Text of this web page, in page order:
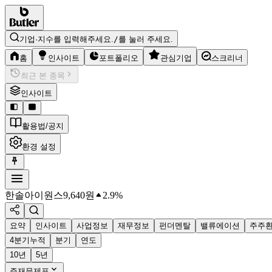
기업·지수를 입력해주세요./를 눌러 주세요.
홈 인사이트 포트폴리오 관심기업
스크리너
최근 본 종목
인사이트
활용법/공지
환경 설정
한솔아이원스9,640원 2.9%
요약 인사이트 사업정보 재무정보 펀더멘탈 밸류에이션 주주
4분기누적
분기
연도
10년
5년